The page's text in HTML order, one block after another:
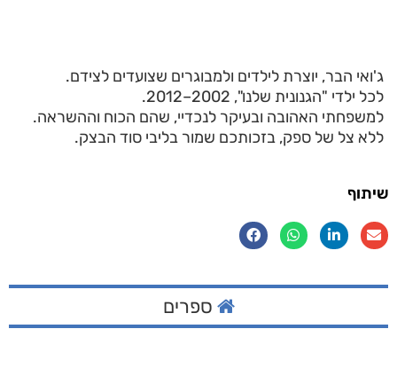
ג'ואי הבר, יוצרת לילדים ולמבוגרים שצועדים לצידם.
לכל ילדי "הגנונית שלנו", 2002–2012.
למשפחתי האהובה ובעיקר לנכדיי, שהם הכוח וההשראה.
ללא צל של ספק, בזכותכם שמור בליבי סוד הבצק.
שיתוף
ספרים